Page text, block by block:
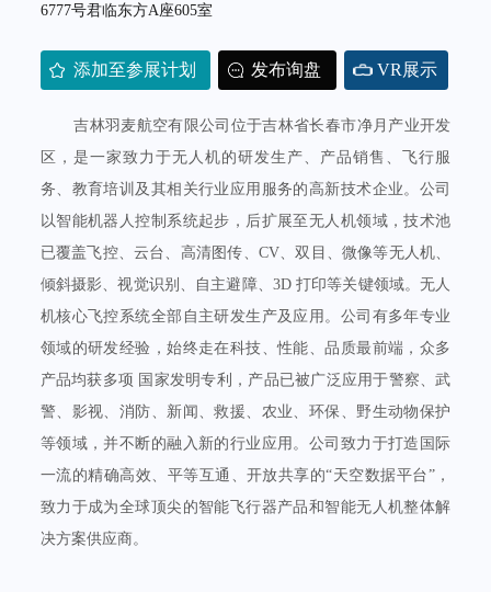
6777号君临东方A座605室
添加至参展计划 发布询盘 VR展示
吉林羽麦航空有限公司位于吉林省长春市净月产业开发
区，是一家致力于无人机的研发生产、产品销售、飞行服
务、教育培训及其相关行业应用服务的高新技术企业。公司
以智能机器人控制系统起步，后扩展至无人机领域，技术池
已覆盖飞控、云台、高清图传、CV、双目、微像等无人机、
倾斜摄影、视觉识别、自主避障、3D 打印等关键领域。无人
机核心飞控系统全部自主研发生产及应用。公司有多年专业
领域的研发经验，始终走在科技、性能、品质最前端，众多
产品均获多项 国家发明专利，产品已被广泛应用于警察、武
警、影视、消防、新闻、救援、农业、环保、野生动物保护
等领域，并不断的融入新的行业应用。公司致力于打造国际
一流的精确高效、平等互通、开放共享的“天空数据平台”，
致力于成为全球顶尖的智能飞行器产品和智能无人机整体解
决方案供应商。